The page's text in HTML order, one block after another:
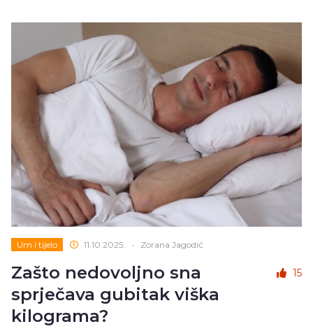
Um i tijelo 11.10.2025. • Zorana Jagodić
Zašto nedovoljno sna
sprječava gubitak viška
kilograma?
15